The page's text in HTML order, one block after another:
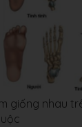
giống nhau